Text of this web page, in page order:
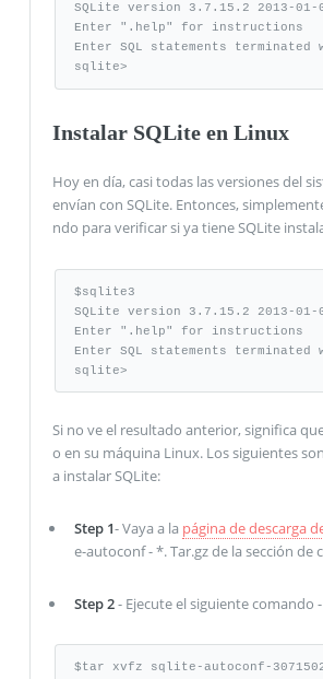
SQLite version 3.7.15.2 2013-01-
Enter ".help" for instructions
Enter SQL statements
sqlite>
Instalar SQLite en Linux
Hoy en día, casi todas las versiones del
envían con SQLite. Entonces,
ndo para verificar si ya tiene SQLite
$sqlite3
SQLite version 3.7.15.2 2013-01-
Enter ".help" for instructions
Enter SQL statements
sqlite>
Si no ve el resultado anterior, significa
o en su máquina Linux. Los siguientes
a instalar SQLite:
Step 1- Vaya a la página de descarga
e-autoconf - *. Tar.gz de la sección de
Step 2- Ejecute el siguiente comando -
$tar xvfz sqlite-autoconf-